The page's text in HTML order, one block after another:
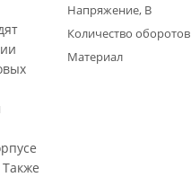
Напряжение, В
Количество оборотов
Материал